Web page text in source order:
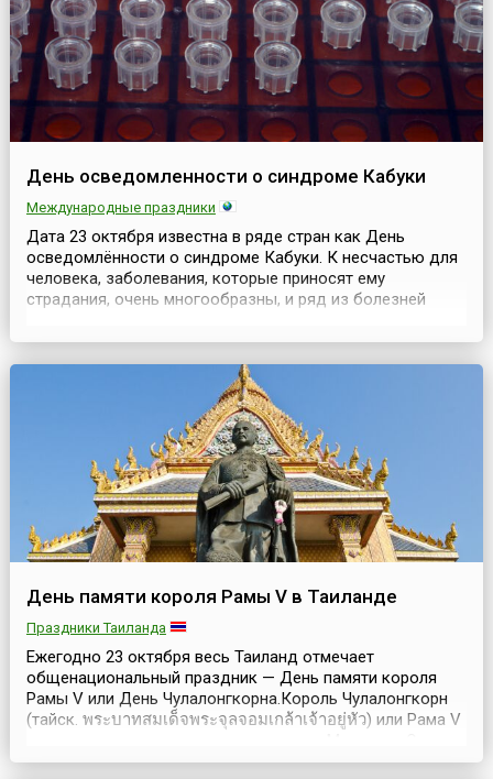
День осведомленности о синдроме Кабуки
Международные праздники
Дата 23 октября известна в ряде стран как День
осведомлённости о синдроме Кабуки. К несчастью для
человека, заболевания, которые приносят ему
страдания, очень многообразны, и ряд из болезней
столкнувшимся с болезнью.В настоящее время
практически каждый человек знает хоть что-то о вирусе
гриппа, ОРВИ, пневмонии, COVID-19 и других болезнях, с
День памяти короля Рамы V в Таиланде
Праздники Таиланда
Ежегодно 23 октября весь Таиланд отмечает
общенациональный праздник — День памяти короля
Рамы V или День Чулалонгкорна.Король Чулалонгкорн
(тайск. พระบาทสมเด็จพระจุลจอมเกล้าเจ้าอยู่หัว) или Рама V
родился 20 сентября 1853 года и был первым сыном